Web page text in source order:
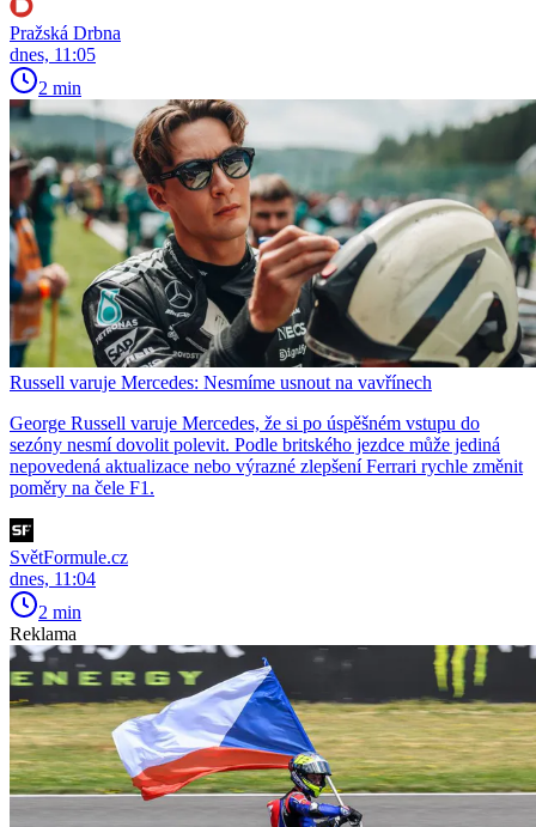
Pražská Drbna
dnes, 11:05
2 min
Russell varuje Mercedes: Nesmíme usnout na vavřínech
George Russell varuje Mercedes, že si po úspěšném vstupu do
sezóny nesmí dovolit polevit. Podle britského jezdce může jediná
nepovedená aktualizace nebo výrazné zlepšení Ferrari rychle změnit
poměry na čele F1.
SvětFormule.cz
dnes, 11:04
2 min
Reklama